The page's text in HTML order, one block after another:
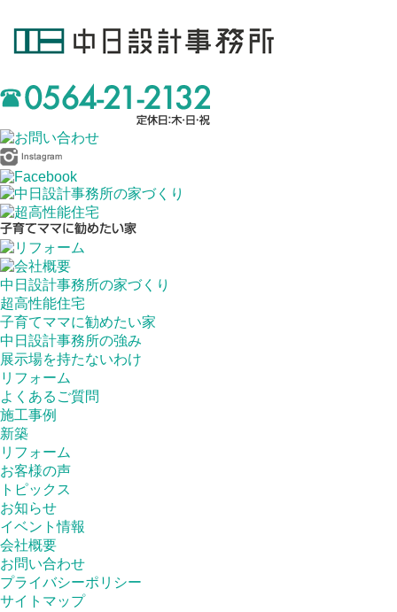
中日設計事務所の家づくり
超高性能住宅
子育てママに勧めたい家
中日設計事務所の強み
展示場を持たないわけ
リフォーム
よくあるご質問
施工事例
新築
リフォーム
お客様の声
トピックス
お知らせ
イベント情報
会社概要
お問い合わせ
プライバシーポリシー
サイトマップ